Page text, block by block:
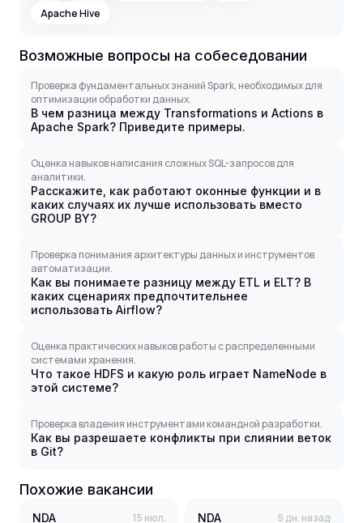
Apache Hive
Возможные вопросы на собеседовании
Проверка фундаментальных знаний Spark, необходимых для
оптимизации обработки данных.
В чем разница между Transformations и Actions в
Apache Spark? Приведите примеры.
Оценка навыков написания сложных SQL-запросов для
аналитики.
Расскажите, как работают оконные функции и в
каких случаях их лучше использовать вместо
GROUP BY?
Проверка понимания архитектуры данных и инструментов
автоматизации.
Как вы понимаете разницу между ETL и ELT? В
каких сценариях предпочтительнее
использовать Airflow?
Оценка практических навыков работы с распределенными
системами хранения.
Что такое HDFS и какую роль играет NameNode в
этой системе?
Проверка владения инструментами командной разработки.
Как вы разрешаете конфликты при слиянии веток
в Git?
Похожие вакансии
NDA 15 июл. NDA 5 дн. назад